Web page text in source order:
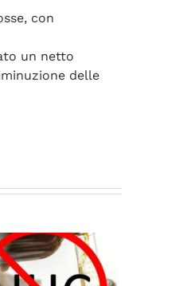
con
un netto
delle